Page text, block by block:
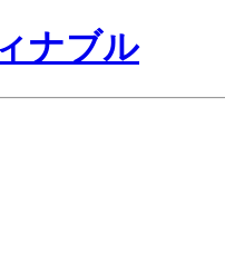
ナブル